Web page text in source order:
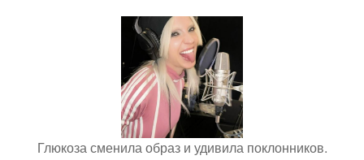
Глюкоза сменила образ и удивила поклонников.